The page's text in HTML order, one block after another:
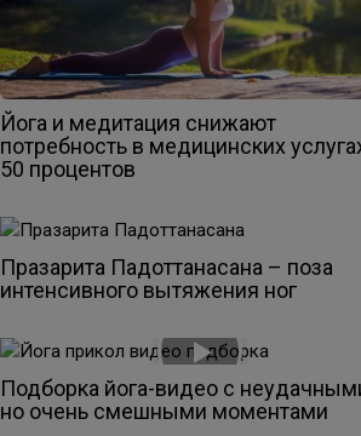
Йога и медитация снижают
потребность в медицинских
50 процентов
Празарита Падоттанасана – поза
интенсивного вытяжения ног
Подборка йога-видео с
но очень смешными моментами